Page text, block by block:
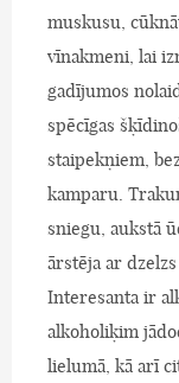
muskusu,
vīnakmeni, lai
gadījumos
spēcīgas
staipekņiem,
kamparu.
sniegu, aukstā
ārstēja ar
Interesanta ir
alkoholiķim
lielumā, kā arī